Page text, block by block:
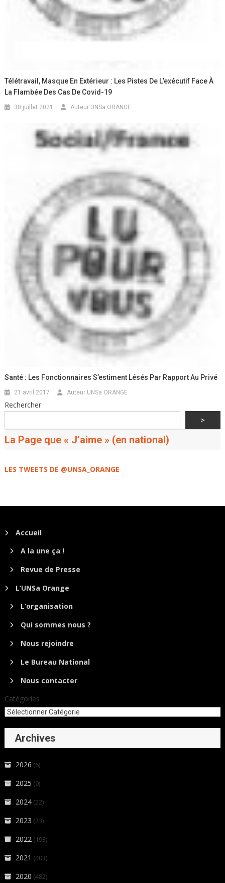
Télétravail, Masque En Extérieur : Les Pistes De L’exécutif Face À
La Flambée Des Cas De Covid-19
30 juillet 2021 Auteur UNSa ORANGE
Santé : Les Fonctionnaires S’estiment Lésés Par Rapport Au Privé
21 avril 2017 Auteur UNSa ORANGE
Rechercher
>
La Page que « J’aime » (en national)
LES TWEETS DE @UNSA_ORANGE
Accueil
A la une ça !
Revue de Presse
L’UNSa Orange
L’organisation
Qui sommes nous ?
Nous rejoindre
Le Bureau National
Nous contacter
Catégories
Archives
2026 (6)
2025 (9)
2024 (22)
2023 (23)
2022 (193)
2021 (403)
2020 (482)